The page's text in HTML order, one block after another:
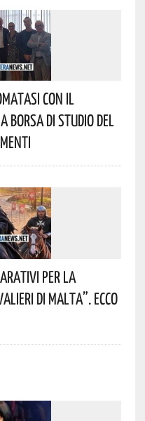
Con Il
Borsa Di Studio Del
Per La
DI MALTA”. Ecco